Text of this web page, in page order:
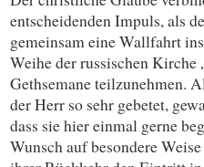
entscheidenden Impuls, als
gemeinsam eine Wallfahrt
Weihe der russischen
Gethsemane teilzunehmen.
der Herr so sehr gebetet,
dass sie hier einmal gerne
Wunsch auf besondere